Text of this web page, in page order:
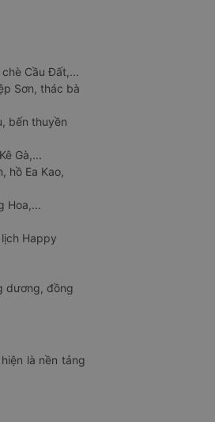
Cầu Đất,...
Sơn, thác bà
bến thuyền
Gà,...
hồ Ea Kao,
Hoa,...
Happy
dương, đồng
là nền tảng